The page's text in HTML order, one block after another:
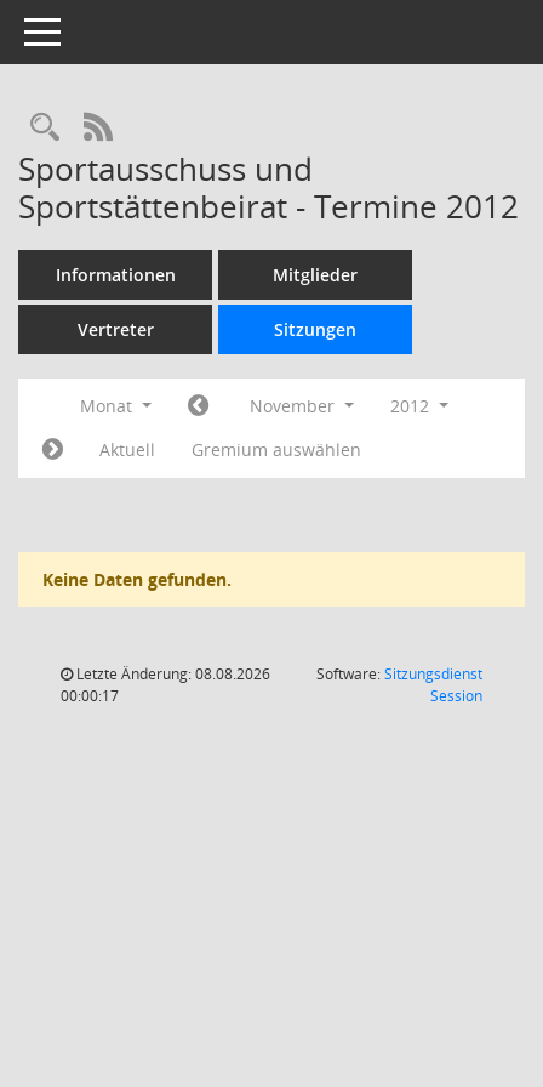
Toggle navigation
Rechercheauswahl
RSS-Feed
Sportausschuss und
Sportstättenbeirat - Termine 2012
Informationen Mitglieder
Vertreter Sitzungen
Monat November
2012
Aktuell
Gremium auswählen
Keine Daten gefunden.
Letzte Änderung: 08.08.2026
00:00:17
Software:Sitzungsdienst
Session(Wird in